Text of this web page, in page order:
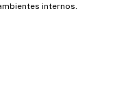
internos.